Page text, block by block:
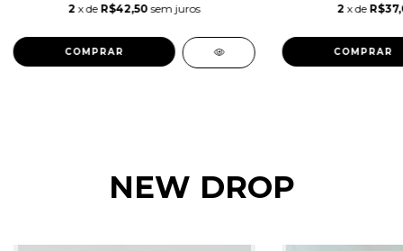
2 x de R$42,50 sem juros
COMPRAR
2 x de
COMPRAR
NEW DROP